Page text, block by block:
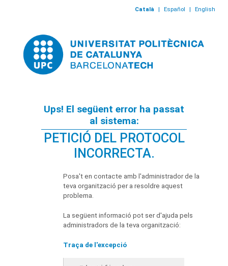
Català | Español | English
Ups! El següent error ha passat
al sistema:
PETICIÓ DEL PROTOCOL
INCORRECTA.
Posa't en contacte amb l'administrador de la
teva organització per a resoldre aquest
problema.
La següent informació pot ser d'ajuda pels
administradors de la teva organització:
Traça de l'excepció